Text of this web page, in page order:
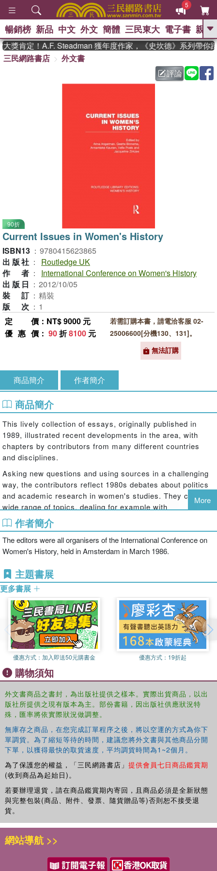
5
GO
父親節 、 如果歷
暑期推薦 、 國際布克
暢銷榜 新品 中文 外文 簡體 三民東大 電子書 親子
獎肯定！A.F. Steadman 獲年度作家，《史坎德》系列帶你踏
三民網路書店
外文書
評論
90折
Current Issues in Women's History
ISBN13 ： 9780415623865
出版社 ：
Routledge UK
作者 ：
International Conference on Women's History
出版日 ： 2012/10/05
裝訂 ： 精裝
版次 ： 1
定價 ：NT$ 9000 元
優惠價 ： 90折8100 元
若需訂購本書，請電洽客服 02-
25006600[分機130、131]。
無法訂購
商品簡介 作者簡介
商品簡介
This lively collection of essays, originally published in
1989, illustrated recent developments in the area, with
chapters by contributors from many different countries
and disciplines.
Asking new questions and using sources in a challenging
way, the contributors reflect 1980s debates about politics
and academic research in women's studies. They cover a
wide range of topics, dealing for example with
opportunities and obstacles for women within male-defined
power-structures and institutions such as science,
religious communities, and ancient Roman industry. They
discuss feminists and feminist movements, analyse the
defamation cases, and give insights into the ways
femaleness and femininity are given meaning. The essays
on theory deal with such important issues as women's
historiography, and androcentrism and ethnocentrism in
history.
More
作者簡介
The editors were all organisers of the International Conference on
Women's History, held in Amsterdam in March 1986.
主題書展
更多書展
優惠方式： 加入即送50元購書金 優惠方式： 19折起
購物須知
外文書商品之書封，為出版社提供之樣本。實際出貨商品，以出
版社所提供之現有版本為主。部份書籍，因出版社供應狀況特
殊，匯率將依實際狀況做調整。
無庫存之商品，在您完成訂單程序之後，將以空運的方式為你下
單調貨。為了縮短等待的時間，建議您將外文書與其他商品分開
下單，以獲得最快的取貨速度，平均調貨時間為1~2個月。
為了保護您的權益，「三民網路書店」 提供會員七日商品鑑賞期
(收到商品為起始日)。
若要辦理退貨，請在商品鑑賞期內寄回，且商品必須是全新狀態
與完整包裝(商品、附件、發票、隨貨贈品等)否則恕不接受退
貨。
網站導航 >>